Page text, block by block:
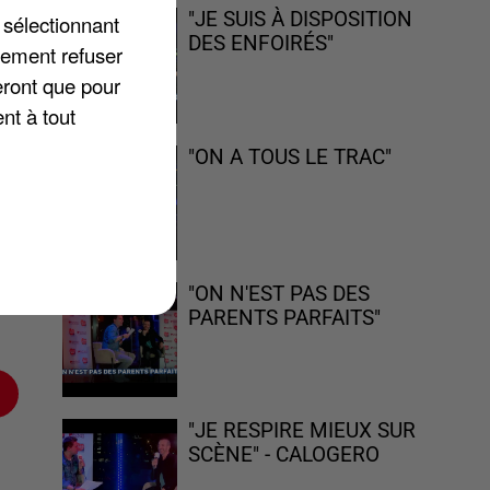
"JE SUIS À DISPOSITION
DES ENFOIRÉS"
"ON A TOUS LE TRAC"
"ON N'EST PAS DES
PARENTS PARFAITS"
"JE RESPIRE MIEUX SUR
SCÈNE" - CALOGERO
refuser
que pour
à tout